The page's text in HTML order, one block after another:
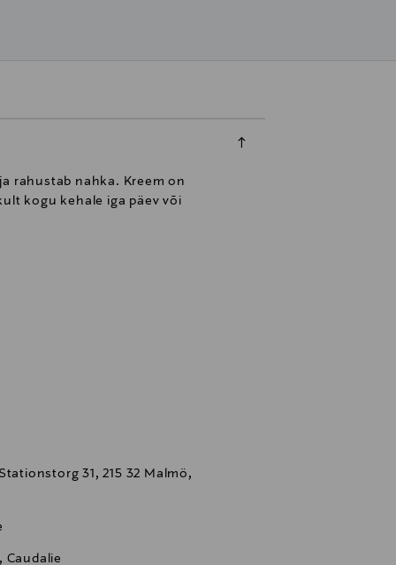
rahustab nahka. Kreem on
kogu kehale iga päev või
31, 215 32 Malmö,